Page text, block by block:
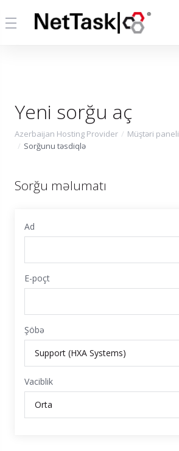
Yeni sorğu aç
Azerbaijan Hosting Provider Müştəri paneli
Sorğunu təsdiqlə
Sorğu məlumatı
Ad
E-poçt
Şöbə
Vaciblik